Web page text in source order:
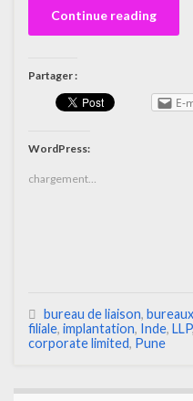
Continue reading
Partager :
E-
WordPress:
chargement…
bureau de liaison, bureaux
filiale, implantation, Inde, LLP,
corporate limited, Pune